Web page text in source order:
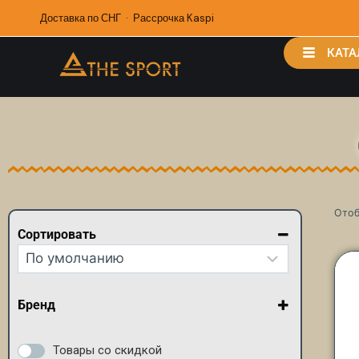
Доставка по СНГ · Рассрочка Kaspi
Сортировать
Сортировка товаров
Бренд
Burton
Товары со скидкой